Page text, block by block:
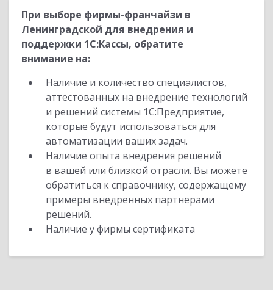
При выборе фирмы-франчайзи в
Ленинградской для внедрения и
поддержки 1С:Кассы, обратите
внимание на:
Наличие и количество специалистов,
аттестованных на внедрение технологий
и решений системы 1С:Предприятие,
которые будут использоваться для
автоматизации ваших задач.
Наличие опыта внедрения решений
в вашей или близкой отрасли. Вы можете
обратиться к справочнику, содержащему
примеры внедренных партнерами
решений.
Наличие у фирмы сертификата